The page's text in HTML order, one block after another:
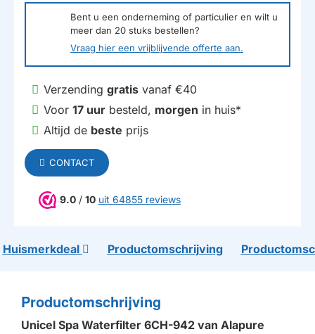
Bent u een onderneming of particulier en wilt u
meer dan 20 stuks bestellen?
Vraag hier een vrijblijvende offerte aan.
Verzending gratis vanaf €40
Voor 17 uur besteld, morgen in huis*
Altijd de beste prijs
CONTACT
9.0 / 10 uit 64855 reviews
Huismerkdeal Productomschrijving
Productomschrijving
Unicel Spa Waterfilter 6CH-942 van Alapure